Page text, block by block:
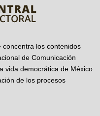
concentra los contenidos
de Comunicación
vida democrática de México
de los procesos